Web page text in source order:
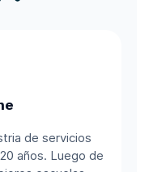
de servicios
años. Luego de